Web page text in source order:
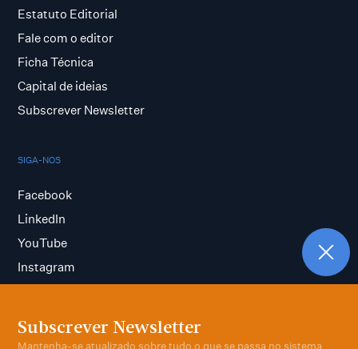
Subscrever Newsletter
Mantenha-se atualizado sobre tudo o que se passa no sistema
Estatuto Editorial
Fale com o editor
Ficha Técnica
Capital de ideias
Subscrever Newsletter
SIGA-NOS
Facebook
LinkedIn
YouTube
Instagram
Termos e condições